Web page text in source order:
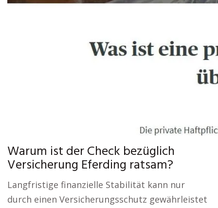
Warum ist der Check bezüglich
Versicherung Eferding ratsam?
Langfristige finanzielle Stabilität kann nur
durch einen Versicherungsschutz gewährleistet